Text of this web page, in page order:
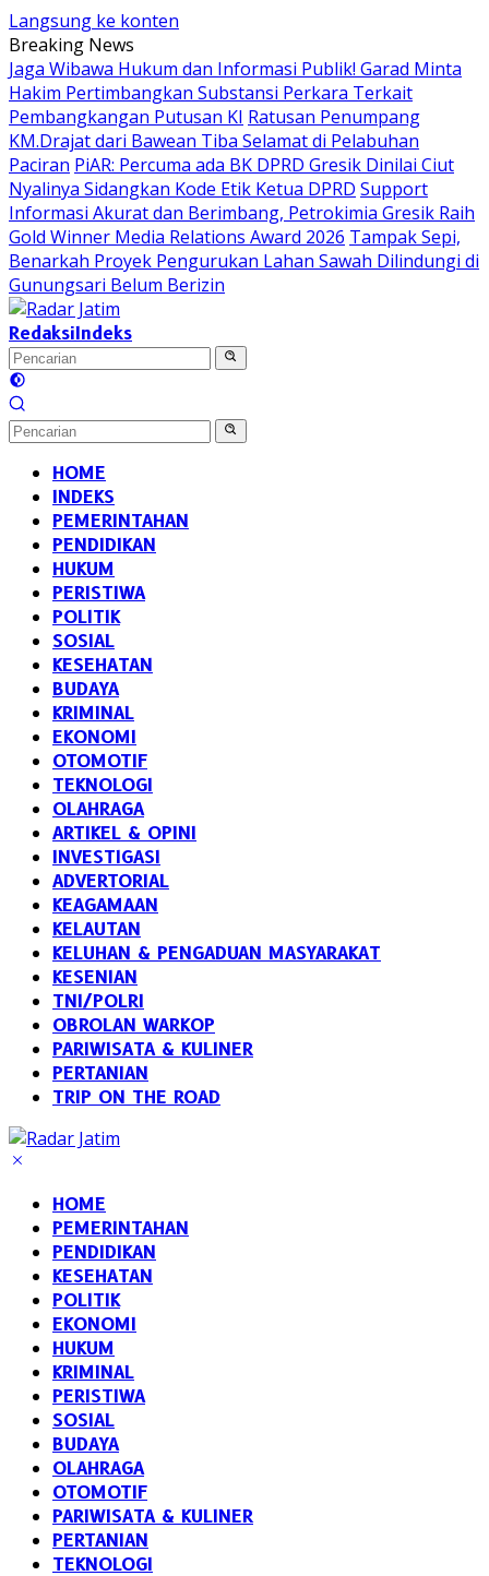
Langsung ke konten
Breaking News
Jaga Wibawa Hukum dan Informasi Publik! Garad Minta
Hakim Pertimbangkan Substansi Perkara Terkait
Pembangkangan Putusan KI Ratusan Penumpang
KM.Drajat dari Bawean Tiba Selamat di Pelabuhan
Paciran PiAR: Percuma ada BK DPRD Gresik Dinilai Ciut
Nyalinya Sidangkan Kode Etik Ketua DPRD Support
Informasi Akurat dan Berimbang, Petrokimia Gresik Raih
Gold Winner Media Relations Award 2026 Tampak Sepi,
Benarkah Proyek Pengurukan Lahan Sawah Dilindungi di
Gunungsari Belum Berizin
RedaksiIndeks
HOME
INDEKS
PEMERINTAHAN
PENDIDIKAN
HUKUM
PERISTIWA
POLITIK
SOSIAL
KESEHATAN
BUDAYA
KRIMINAL
EKONOMI
OTOMOTIF
TEKNOLOGI
OLAHRAGA
ARTIKEL & OPINI
INVESTIGASI
ADVERTORIAL
KEAGAMAAN
KELAUTAN
KELUHAN & PENGADUAN MASYARAKAT
KESENIAN
TNI/POLRI
OBROLAN WARKOP
PARIWISATA & KULINER
PERTANIAN
TRIP ON THE ROAD
HOME
PEMERINTAHAN
PENDIDIKAN
KESEHATAN
POLITIK
EKONOMI
HUKUM
KRIMINAL
PERISTIWA
SOSIAL
BUDAYA
OLAHRAGA
OTOMOTIF
PARIWISATA & KULINER
PERTANIAN
TEKNOLOGI